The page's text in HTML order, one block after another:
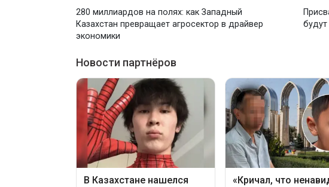
280 миллиардов на полях: как Западный
Казахстан превращает агросектор в драйвер
экономики